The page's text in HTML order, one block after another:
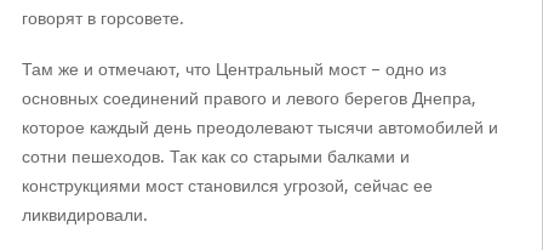
говорят в горсовете.
Там же и отмечают, что Центральный мост – одно из
основных соединений правого и левого берегов Днепра,
которое каждый день преодолевают тысячи автомобилей и
сотни пешеходов. Так как со старыми балками и
конструкциями мост становился угрозой, сейчас ее
ликвидировали.